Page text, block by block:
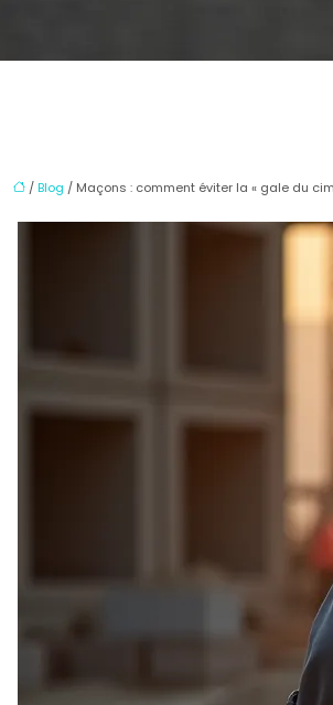
/ Blog / Maçons : comment éviter la « gale du